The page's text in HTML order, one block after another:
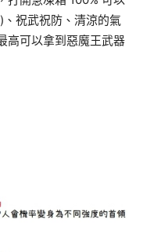
祝武祝防、清涼的氣
高可以拿到惡魔王武器